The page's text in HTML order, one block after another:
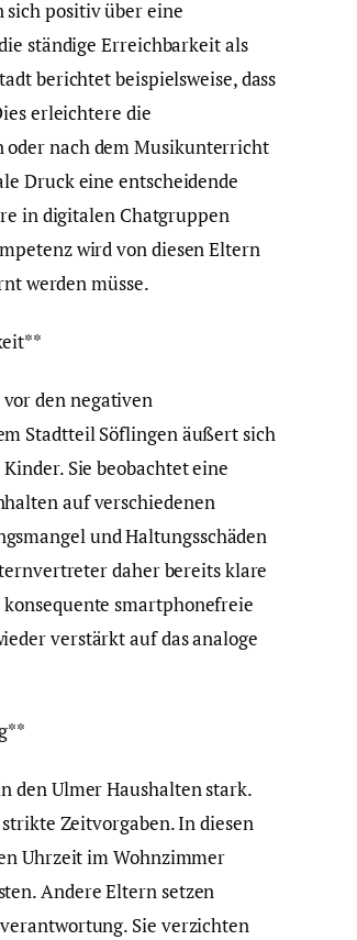
positiv über eine
ständige Erreichbarkeit als
berichtet beispielsweise, dass
erleichtere die
oder nach dem Musikunterricht
Druck eine entscheidende
in digitalen Chatgruppen
wird von diesen Eltern
werden müsse.
den negativen
Stadtteil Söflingen äußert sich
Sie beobachtet eine
auf verschiedenen
und Haltungsschäden
daher bereits klare
smartphonefreie
verstärkt auf das analoge
den Ulmer Haushalten stark.
Zeitvorgaben. In diesen
Uhrzeit im Wohnzimmer
Andere Eltern setzen
Sie verzichten